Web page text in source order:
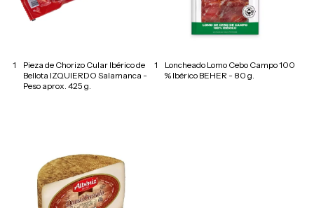
1
Pieza de Chorizo Cular Ibérico de
Bellota IZQUIERDO Salamanca -
Peso aprox. 425 g.
1
Loncheado Lomo Cebo Campo 100
% Ibérico BEHER - 80 g.